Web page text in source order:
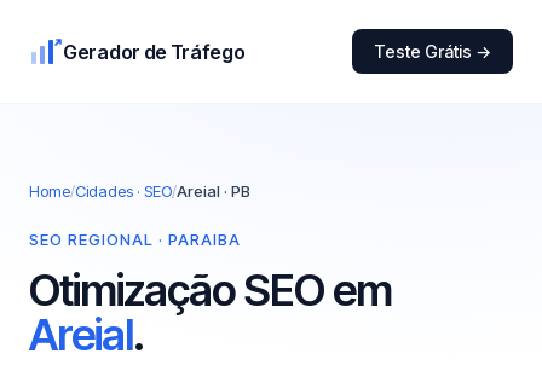
Gerador de Tráfego Teste Grátis →
Home/Cidades · SEO/Areial · PB
SEO REGIONAL · PARAIBA
Otimização SEO em
Areial.